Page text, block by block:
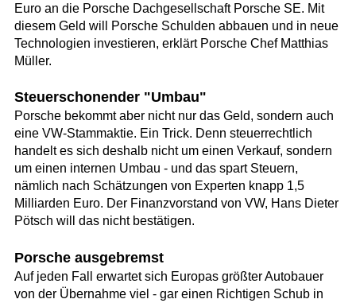
Euro an die Porsche Dachgesellschaft Porsche SE. Mit
diesem Geld will Porsche Schulden abbauen und in neue
Technologien investieren, erklärt Porsche Chef Matthias
Müller.
Steuerschonender "Umbau"
Porsche bekommt aber nicht nur das Geld, sondern auch
eine VW-Stammaktie. Ein Trick. Denn steuerrechtlich
handelt es sich deshalb nicht um einen Verkauf, sondern
um einen internen Umbau - und das spart Steuern,
nämlich nach Schätzungen von Experten knapp 1,5
Milliarden Euro. Der Finanzvorstand von VW, Hans Dieter
Pötsch will das nicht bestätigen.
Porsche ausgebremst
Auf jeden Fall erwartet sich Europas größter Autobauer
von der Übernahme viel - gar einen Richtigen Schub in